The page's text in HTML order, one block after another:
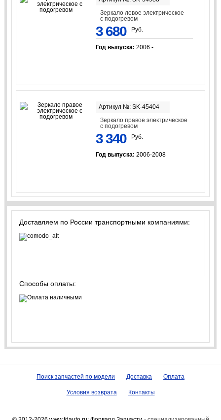
Зеркало левое электрическое
с подогревом
3 680 Руб.
Год выпуска: 2006 -
Артикул №: SK-45404
Зеркало правое электрическое
с подогревом
3 340 Руб.
Год выпуска: 2006-2008
Доставляем по России транспортными компаниями:
Способы оплаты:
Поиск запчастей по модели Доставка Оплата
Условия возврата Контакты